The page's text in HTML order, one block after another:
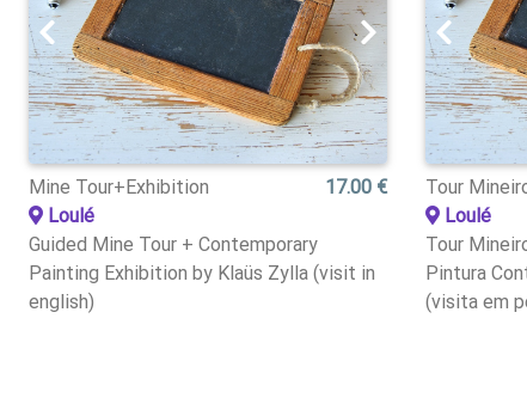
Mine Tour+Exhibition
17.00 €
Loulé
Guided Mine Tour + Contemporary
Painting Exhibition by Klaüs Zylla (visit in
english)
Tour
Loulé
Tour
Pintura
(visita em